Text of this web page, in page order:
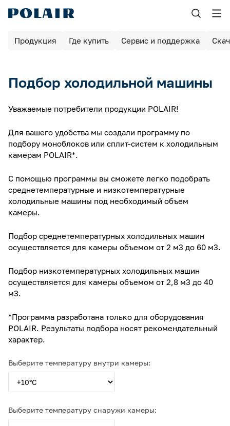
Продукция Где купить Сервис и поддержка
Подбор холодильной машины
Уважаемые потребители продукции POLAIR!
Для вашего удобства мы создали программу по
подбору моноблоков или сплит-систем к холодильным
камерам POLAIR*.
С помощью программы вы сможете легко подобрать
среднетемпературные и низкотемпературные
холодильные машины под необходимый объем
камеры.
Подбор среднетемпературных холодильных машин
осуществляется для камеры объемом от 2 м3 до 60 м3.
Подбор низкотемпературных холодильных машин
осуществляется для камеры объемом от 2,8 м3 до 40
м3.
*Программа разработана только для оборудования
POLAIR. Результаты подбора носят рекомендательный
характер.
Выберите температуру внутри камеры:
Выберите температуру снаружи камеры:
Назад
Продукция
Оборудование для пекарен и пиццерий
Шкафы холодильные
Шкафы для вызревания
Камеры для вызревания
Барные столы / шкафы
Столы холодильные
Камеры холодильные
Термоконтейнеры FoodLine
Решения для Вашего Dark Store
Назад
Сервис и поддержка
Найдите авторизованные сервисные центры
Выберите ближайший АСЦ, чтобы обслуживать оборудование по
Контакты сервисной службы
Связаться с нами можно по телефону или электронной почте
Сообщите о неисправности оборудования
Заполните форму, чтобы воспользоваться гарантийным
обслуживанием
Smart Serviсe